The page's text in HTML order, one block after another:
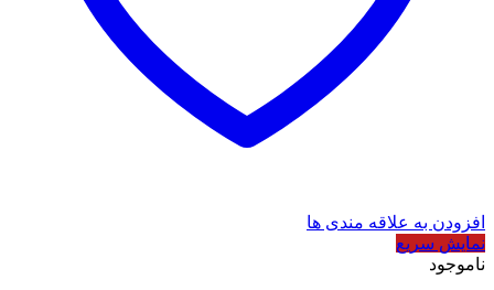
افزودن به علاقه مندی ها
نمایش سریع
ناموجود